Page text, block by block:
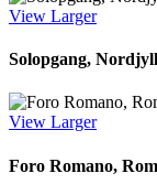
View Larger
Solopgang,
View Larger
Foro Romano,